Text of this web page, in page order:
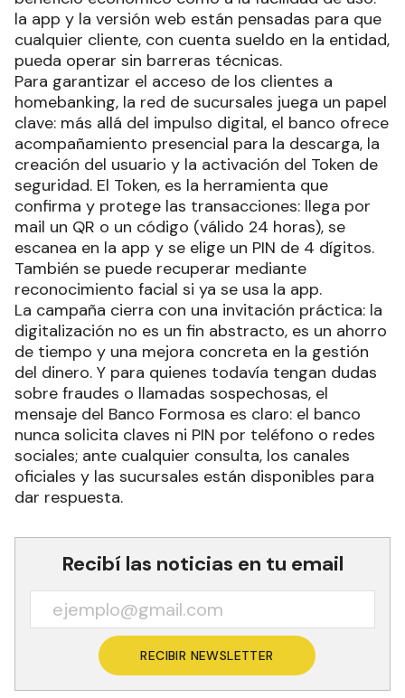
la app y la versión web están pensadas para que
cualquier cliente, con cuenta sueldo en la entidad,
pueda operar sin barreras técnicas.
Para garantizar el acceso de los clientes a
homebanking, la red de sucursales juega un papel
clave: más allá del impulso digital, el banco ofrece
acompañamiento presencial para la descarga, la
creación del usuario y la activación del Token de
seguridad. El Token, es la herramienta que
confirma y protege las transacciones: llega por
mail un QR o un código (válido 24 horas), se
escanea en la app y se elige un PIN de 4 dígitos.
También se puede recuperar mediante
reconocimiento facial si ya se usa la app.
La campaña cierra con una invitación práctica: la
digitalización no es un fin abstracto, es un ahorro
de tiempo y una mejora concreta en la gestión
del dinero. Y para quienes todavía tengan dudas
sobre fraudes o llamadas sospechosas, el
mensaje del Banco Formosa es claro: el banco
nunca solicita claves ni PIN por teléfono o redes
sociales; ante cualquier consulta, los canales
oficiales y las sucursales están disponibles para
dar respuesta.
Recibí las noticias en tu email
RECIBIR NEWSLETTER